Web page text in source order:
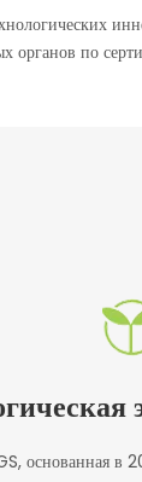
органов по
основанная в